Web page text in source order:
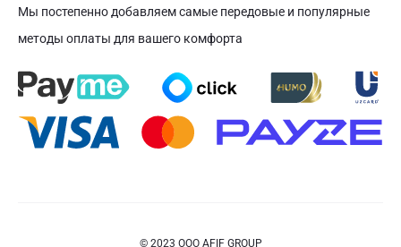
Мы постепенно добавляем самые передовые и популярные
методы оплаты для вашего комфорта
© 2023 ООО AFIF GROUP